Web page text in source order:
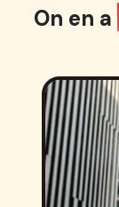
On en a